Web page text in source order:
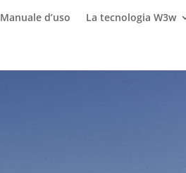
Manuale d’uso La tecnologia W3w